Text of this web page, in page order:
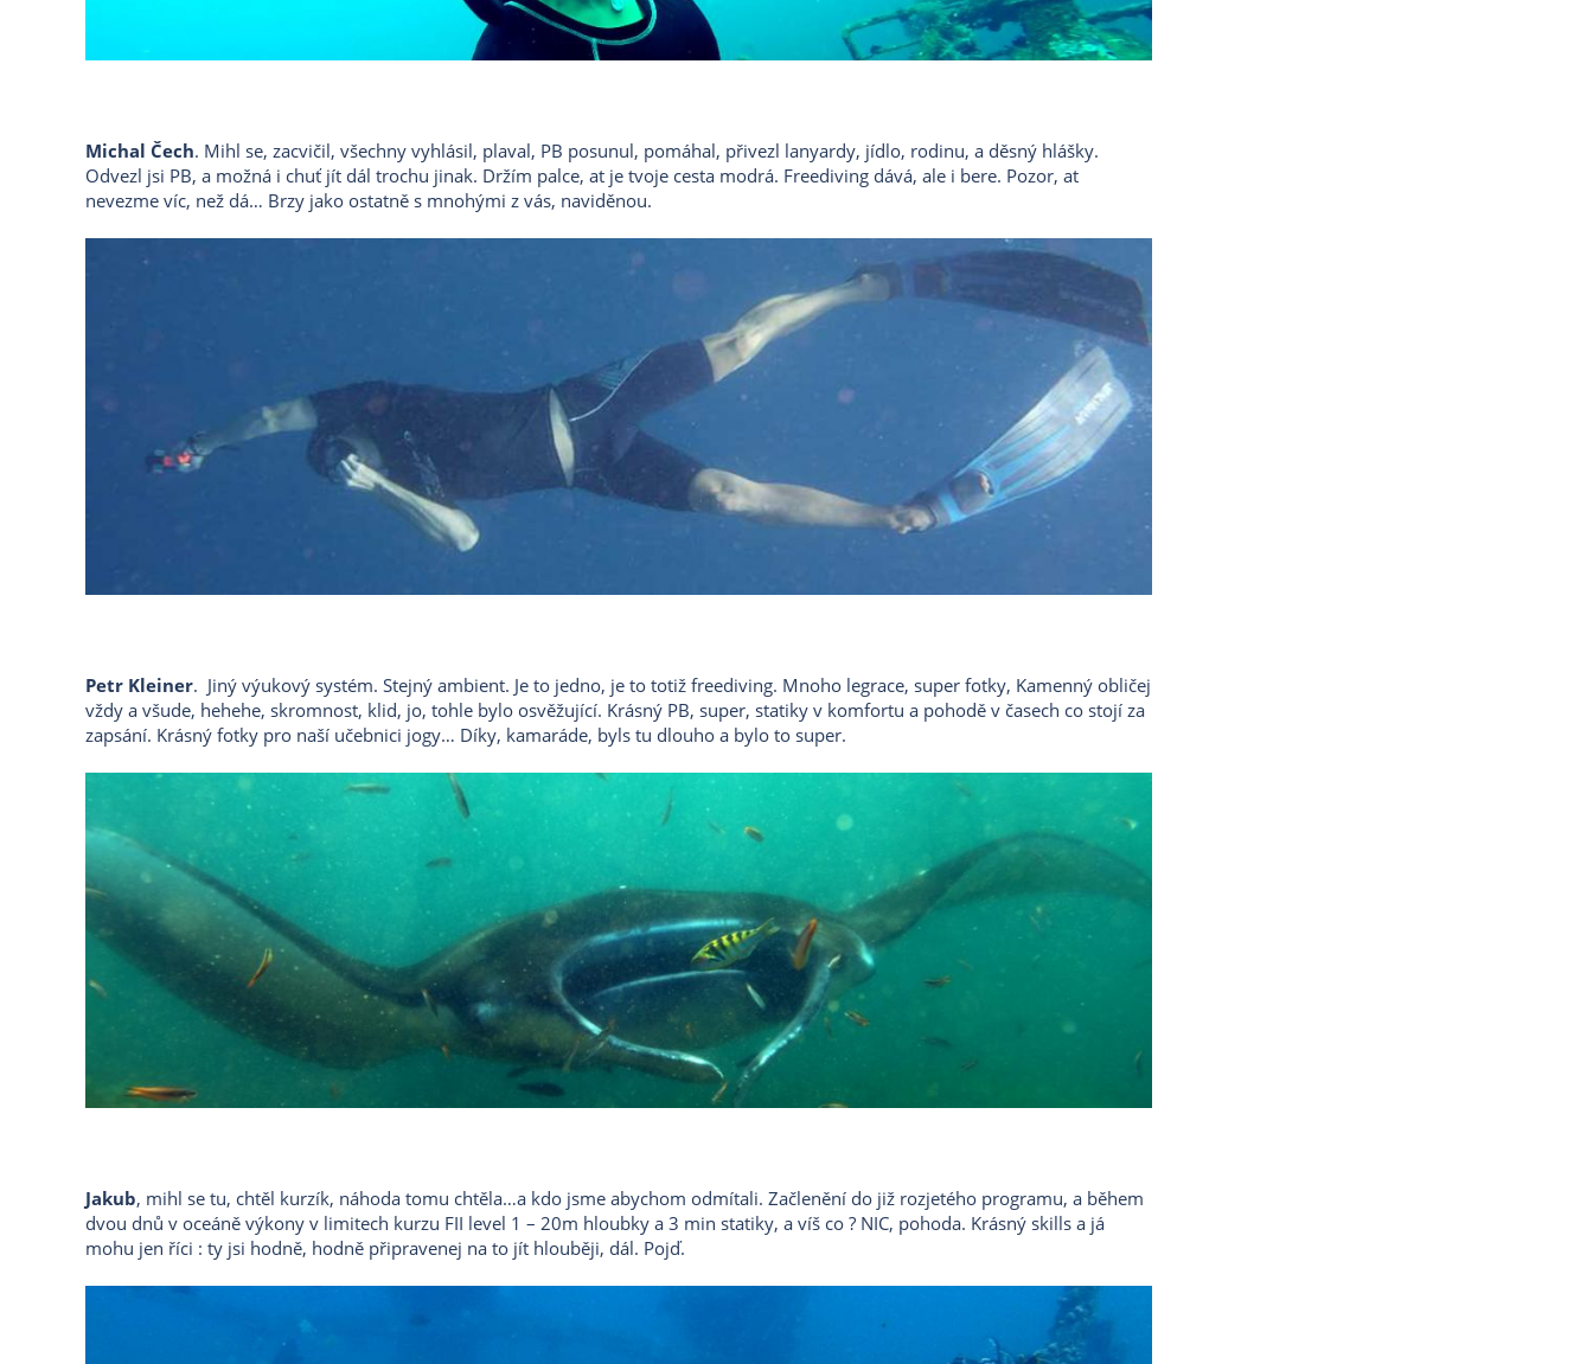
Michal Čech. Mihl se, zacvičil, všechny vyhlásil, plaval, PB posunul, pomáhal, přivezl lanyardy, jídlo, rodinu, a děsný hlášky.
Odvezl jsi PB, a možná i chuť jít dál trochu jinak. Držím palce, at je tvoje cesta modrá. Freediving dává, ale i bere. Pozor, at
nevezme víc, než dá… Brzy jako ostatně s mnohými z vás, naviděnou.
Petr Kleiner. Jiný výukový systém. Stejný ambient. Je to jedno, je to totiž freediving. Mnoho legrace, super fotky, Kamenný obličej
vždy a všude, hehehe, skromnost, klid, jo, tohle bylo osvěžující. Krásný PB, super, statiky v komfortu a pohodě v časech co stojí za
zapsání. Krásný fotky pro naší učebnici jogy… Díky, kamaráde, byls tu dlouho a bylo to super.
Jakub, mihl se tu, chtěl kurzík, náhoda tomu chtěla…a kdo jsme abychom odmítali. Začlenění do již rozjetého programu, a během
dvou dnů v oceáně výkony v limitech kurzu FII level 1 – 20m hloubky a 3 min statiky, a víš co ? NIC, pohoda. Krásný skills a já
mohu jen říci : ty jsi hodně, hodně připravenej na to jít hlouběji, dál. Pojď.